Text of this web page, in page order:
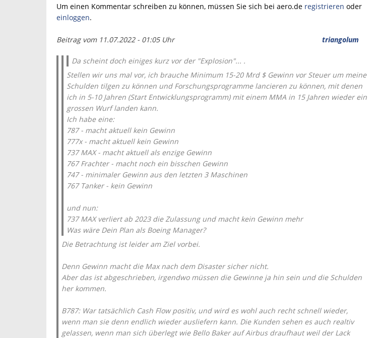
Um einen Kommentar schreiben zu können, müssen Sie sich bei aero.de registrieren oder
einloggen.
Beitrag vom 11.07.2022 - 01:05 Uhr triangolum
Da scheint doch einiges kurz vor der "Explosion"... .
Stellen wir uns mal vor, ich brauche Minimum 15-20 Mrd $ Gewinn vor Steuer um meine
Schulden tilgen zu können und Forschungsprogramme lancieren zu können, mit denen
ich in 5-10 Jahren (Start Entwicklungsprogramm) mit einem MMA in 15 Jahren wieder ein
grossen Wurf landen kann.
Ich habe eine:
787 - macht aktuell kein Gewinn
777x - macht aktuell kein Gewinn
737 MAX - macht aktuell als enzige Gewinn
767 Frachter - macht noch ein bisschen Gewinn
747 - minimaler Gewinn aus den letzten 3 Maschinen
767 Tanker - kein Gewinn
und nun:
737 MAX verliert ab 2023 die Zulassung und macht kein Gewinn mehr
Was wäre Dein Plan als Boeing Manager?
Die Betrachtung ist leider am Ziel vorbei.
Denn Gewinn macht die Max nach dem Disaster sicher nicht.
Aber das ist abgeschrieben, irgendwo müssen die Gewinne ja hin sein und die Schulden
her kommen.
B787: War tatsächlich Cash Flow positiv, und wird es wohl auch recht schnell wieder,
wenn man sie denn endlich wieder ausliefern kann. Die Kunden sehen es auch realtiv
gelassen, wenn man sich überlegt wie Bello Baker auf Airbus draufhaut weil der Lack